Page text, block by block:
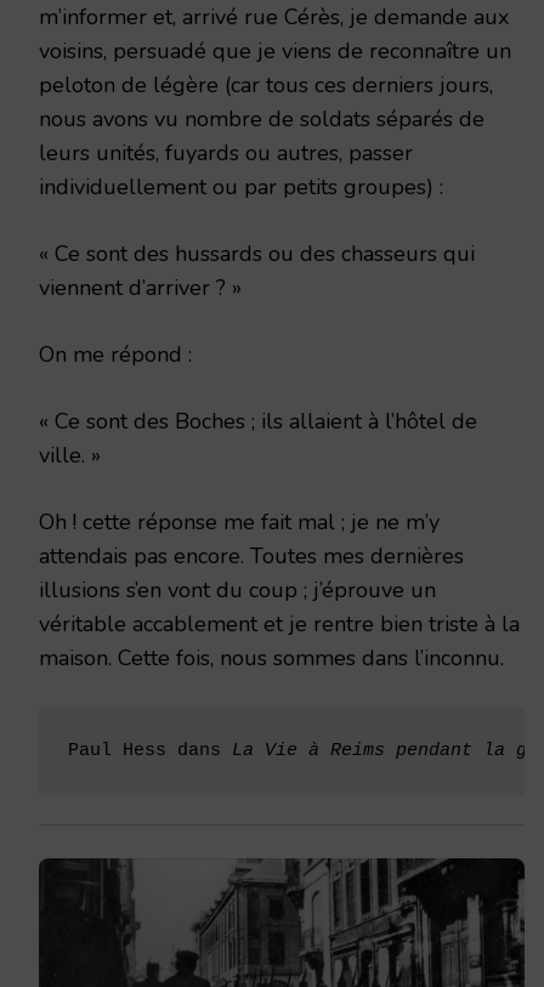
m’informer et, arrivé rue Cérès, je demande aux
voisins, persuadé que je viens de reconnaître un
peloton de légère (car tous ces derniers jours,
nous avons vu nombre de soldats séparés de
leurs unités, fuyards ou autres, passer
individuellement ou par petits groupes) :
« Ce sont des hussards ou des chasseurs qui
viennent d’arriver ? »
On me répond :
« Ce sont des Boches ; ils allaient à l’hôtel de
ville. »
Oh ! cette réponse me fait mal ; je ne m’y
attendais pas encore. Toutes mes dernières
illusions s’en vont du coup ; j’éprouve un
véritable accablement et je rentre bien triste à la
maison. Cette fois, nous sommes dans l’inconnu.
Paul Hess dans La Vie à Reims pendant la